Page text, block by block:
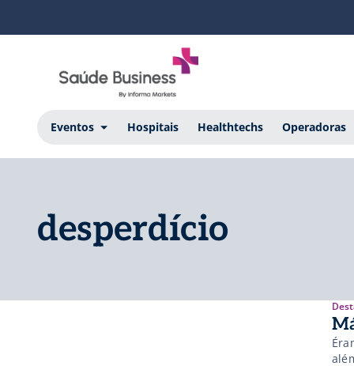
Eventos Hospitais Healthtechs Operadoras
desperdício